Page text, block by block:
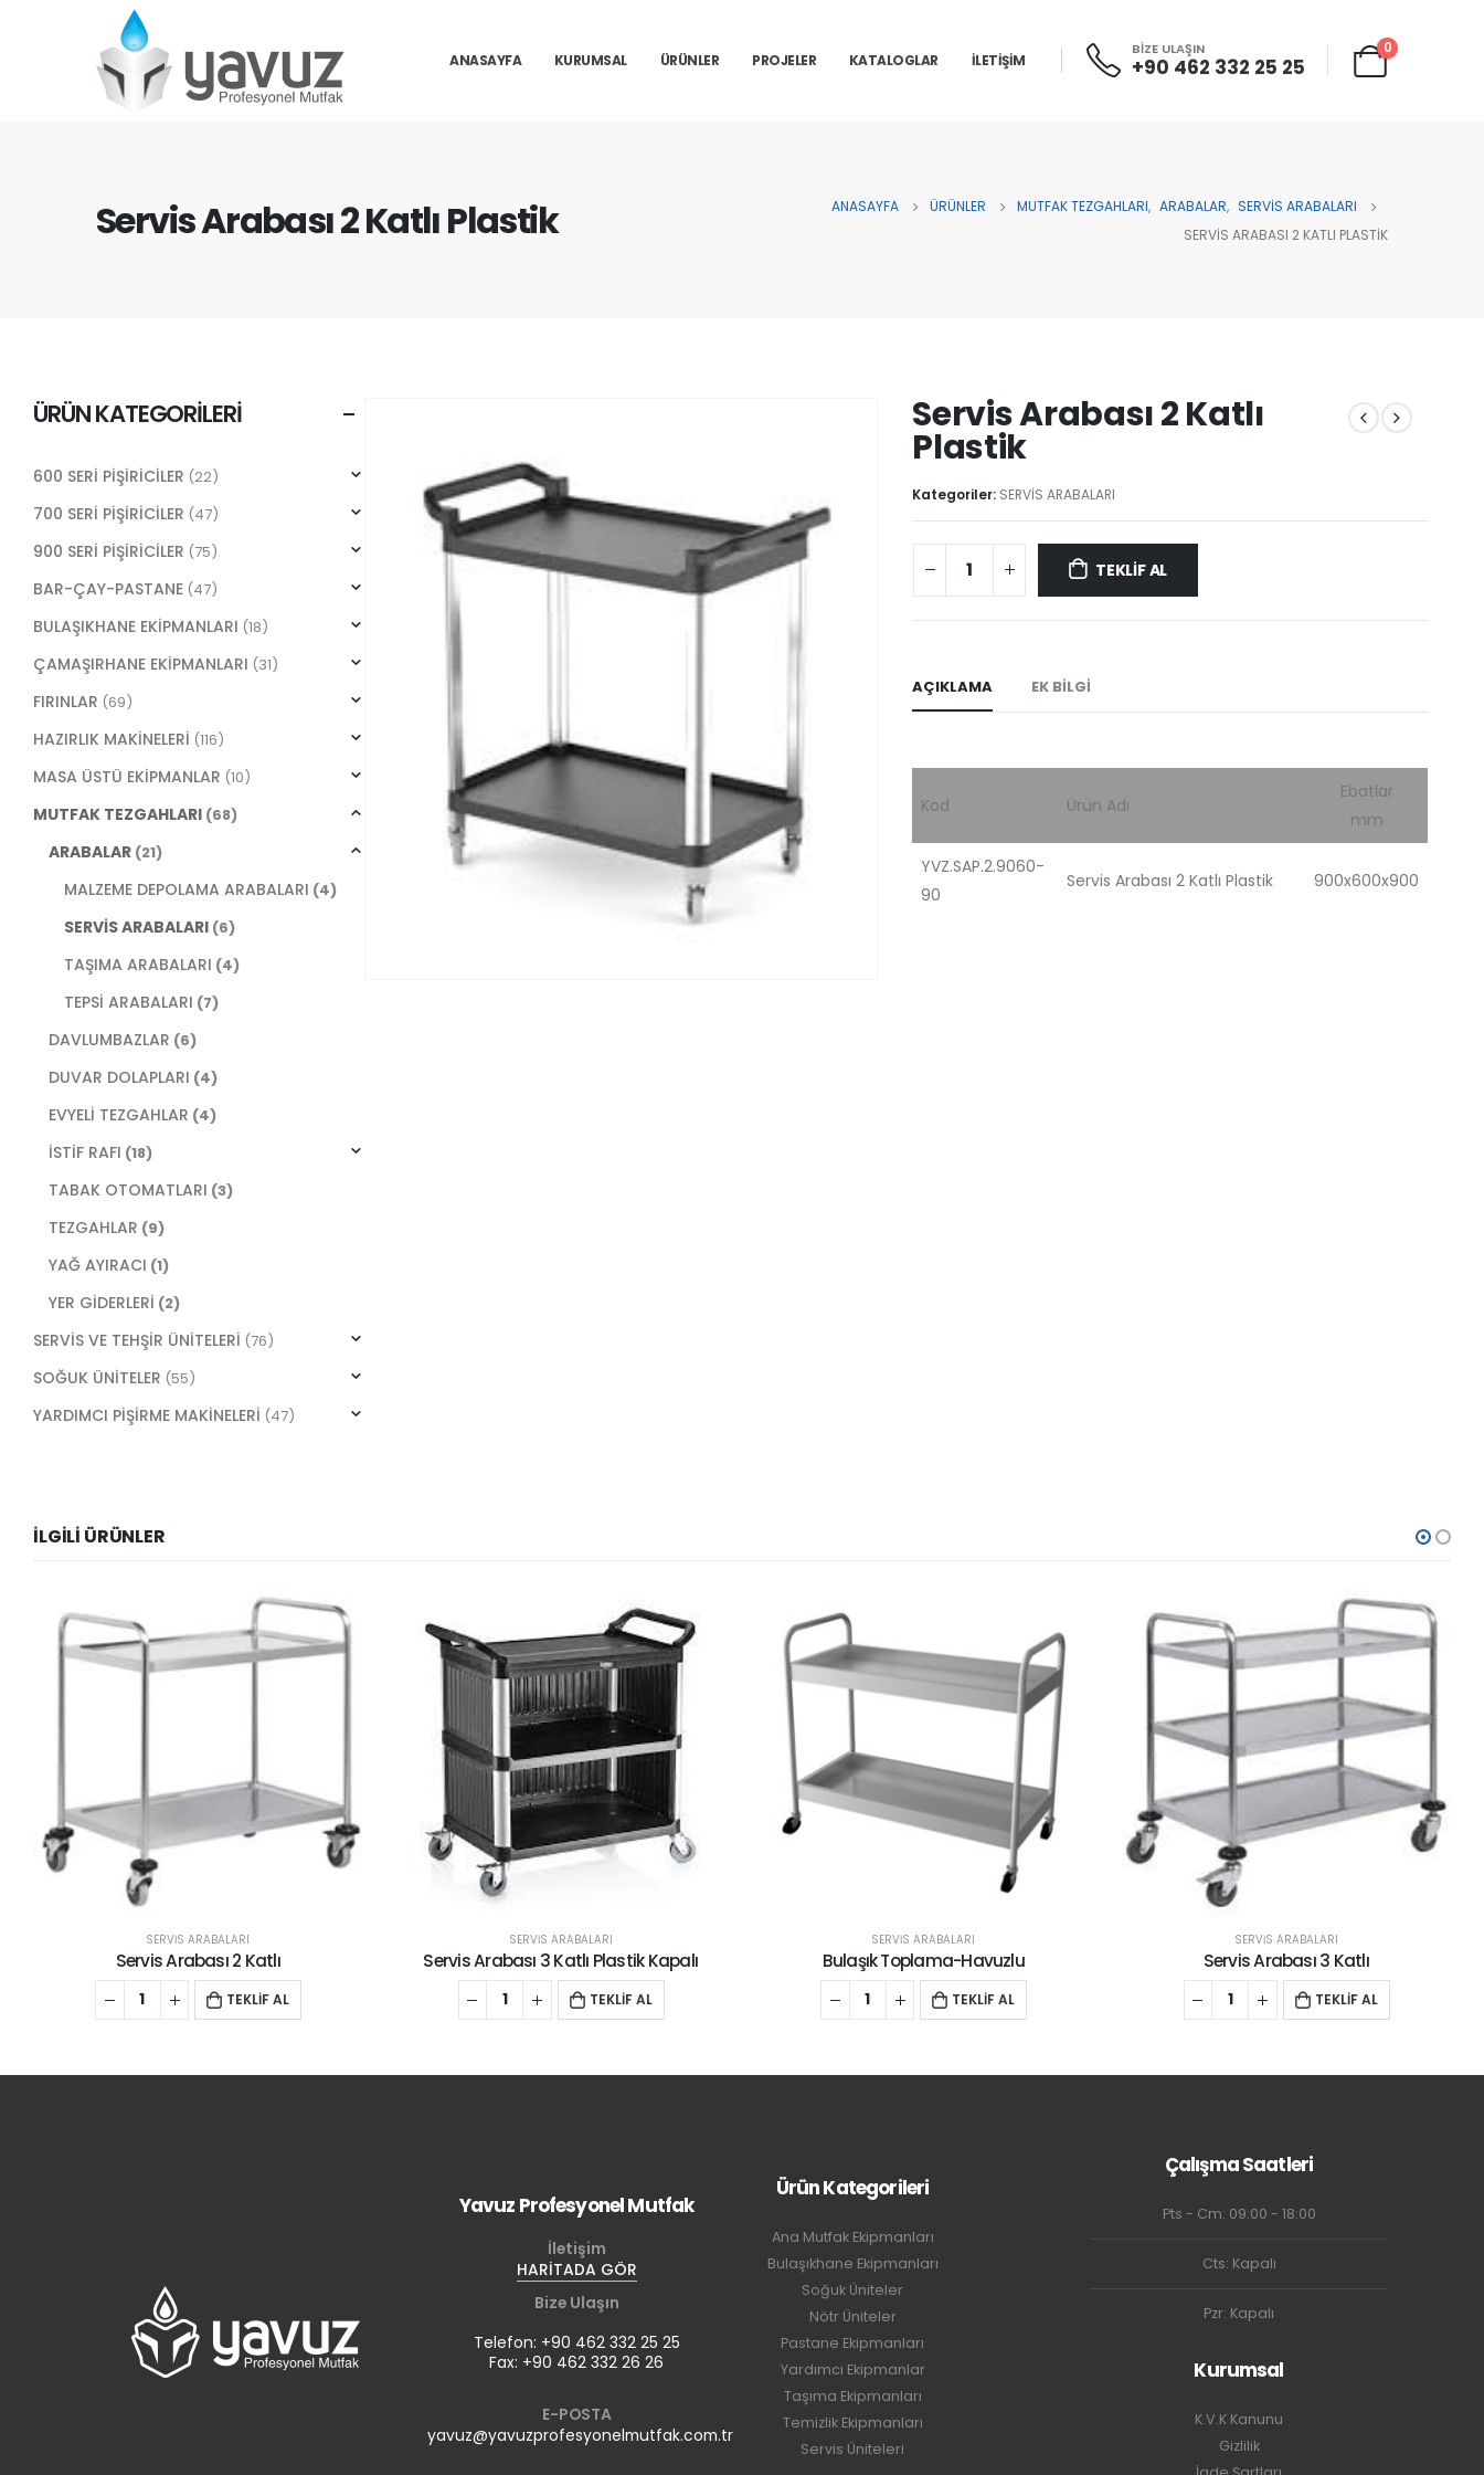
ANASAYFA KURUMSAL ÜRÜNLER PROJELER KATALOGLAR İLETİŞİM
BİZE ULAŞIN
+90 462 332 25 25
0
Servis Arabası 2 Katlı Plastik ANASAYFA ÜRÜNLER MUTFAK TEZGAHLARI, ARABALAR, SERVİS ARABALARI
SERVIS ARABASI 2 KATLI PLASTIK
Servis Arabası 2 Katlı
Plastik
Kategoriler: SERVİS ARABALARI
TEKLİF AL
AÇIKLAMA EK BILGI
Kod Ürün Adı
Ebatlar
mm
YVZ.SAP.2.9060-
90
Servis Arabası 2 Katlı Plastik 900x600x900
ÜRÜN KATEGORILERI
600 SERİ PİŞİRİCİLER (22)
700 SERİ PİŞİRİCİLER (47)
900 SERİ PİŞİRİCİLER (75)
BAR-ÇAY-PASTANE (47)
BULAŞIKHANE EKİPMANLARI (18)
ÇAMAŞIRHANE EKİPMANLARI (31)
FIRINLAR (69)
HAZIRLIK MAKİNELERİ (116)
MASA ÜSTÜ EKİPMANLAR (10)
MUTFAK TEZGAHLARI (68)
ARABALAR (21)
MALZEME DEPOLAMA ARABALARI (4)
SERVİS ARABALARI (6)
TAŞIMA ARABALARI (4)
TEPSİ ARABALARI (7)
DAVLUMBAZLAR (6)
DUVAR DOLAPLARI (4)
EVYELİ TEZGAHLAR (4)
İSTİF RAFI (18)
TABAK OTOMATLARI (3)
TEZGAHLAR (9)
YAĞ AYIRACI (1)
YER GİDERLERİ (2)
SERVİS VE TEHŞİR ÜNİTELERİ (76)
SOĞUK ÜNİTELER (55)
YARDIMCI PİŞİRME MAKİNELERİ (47)
İLGILI ÜRÜNLER
SERVİS ARABALARI
Servis Arabası 3 Katlı Plastik Kapalı
TEKLİF AL
SERVİS ARABALARI
Bulaşık Toplama-Havuzlu
TEKLİF AL
SERVİS ARABALARI
Servis Arabası 3 Katlı
TEKLİF AL
SERVİS ARABALARI
Servis Arabası 3 Katlı Plastik
TEKLİF AL
Yavuz Profesyonel Mutfak
İletişim
HARİTADA GÖR
Bize Ulaşın
Telefon: +90 462 332 25 25
Fax: +90 462 332 26 26
E-POSTA
yavuz@yavuzprofesyonelmutfak.com.tr
Ürün Kategorileri
Ana Mutfak Ekipmanları
Bulaşıkhane Ekipmanları
Soğuk Üniteler
Nötr Üniteler
Pastane Ekipmanları
Yardımcı Ekipmanlar
Taşıma Ekipmanları
Temizlik Ekipmanları
Servis Üniteleri
Çalışma Saatleri
Pts - Cm: 09:00 - 18:00
Cts: Kapalı
Pzr: Kapalı
Kurumsal
K.V.K Kanunu
Gizlilik